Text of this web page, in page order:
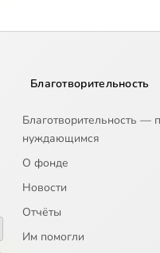
Благотворительность
Благотворительность —
нуждающимся
О фонде
Новости
Отчёты
Им помогли